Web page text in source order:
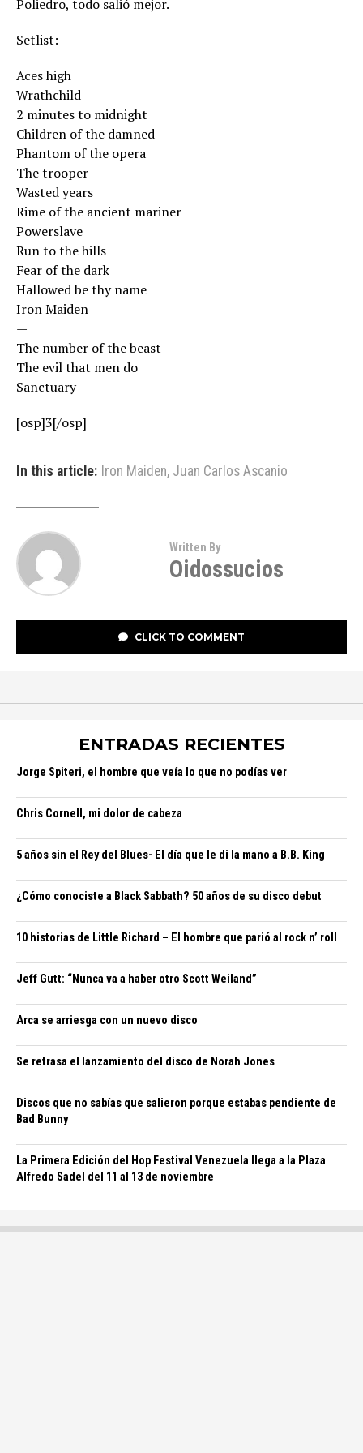
Poliedro, todo salió mejor.
Setlist:
Aces high
Wrathchild
2 minutes to midnight
Children of the damned
Phantom of the opera
The trooper
Wasted years
Rime of the ancient mariner
Powerslave
Run to the hills
Fear of the dark
Hallowed be thy name
Iron Maiden
—
The number of the beast
The evil that men do
Sanctuary
[osp]3[/osp]
In this article: Iron Maiden, Juan Carlos Ascanio
Written By
Oidossucios
CLICK TO COMMENT
ENTRADAS RECIENTES
Jorge Spiteri, el hombre que veía lo que no podías ver
Chris Cornell, mi dolor de cabeza
5 años sin el Rey del Blues- El día que le di la mano a B.B. King
¿Cómo conociste a Black Sabbath? 50 años de su disco debut
10 historias de Little Richard – El hombre que parió al rock n’ roll
Jeff Gutt: “Nunca va a haber otro Scott Weiland”
Arca se arriesga con un nuevo disco
Se retrasa el lanzamiento del disco de Norah Jones
Discos que no sabías que salieron porque estabas pendiente de
Bad Bunny
La Primera Edición del Hop Festival Venezuela llega a la Plaza
Alfredo Sadel del 11 al 13 de noviembre